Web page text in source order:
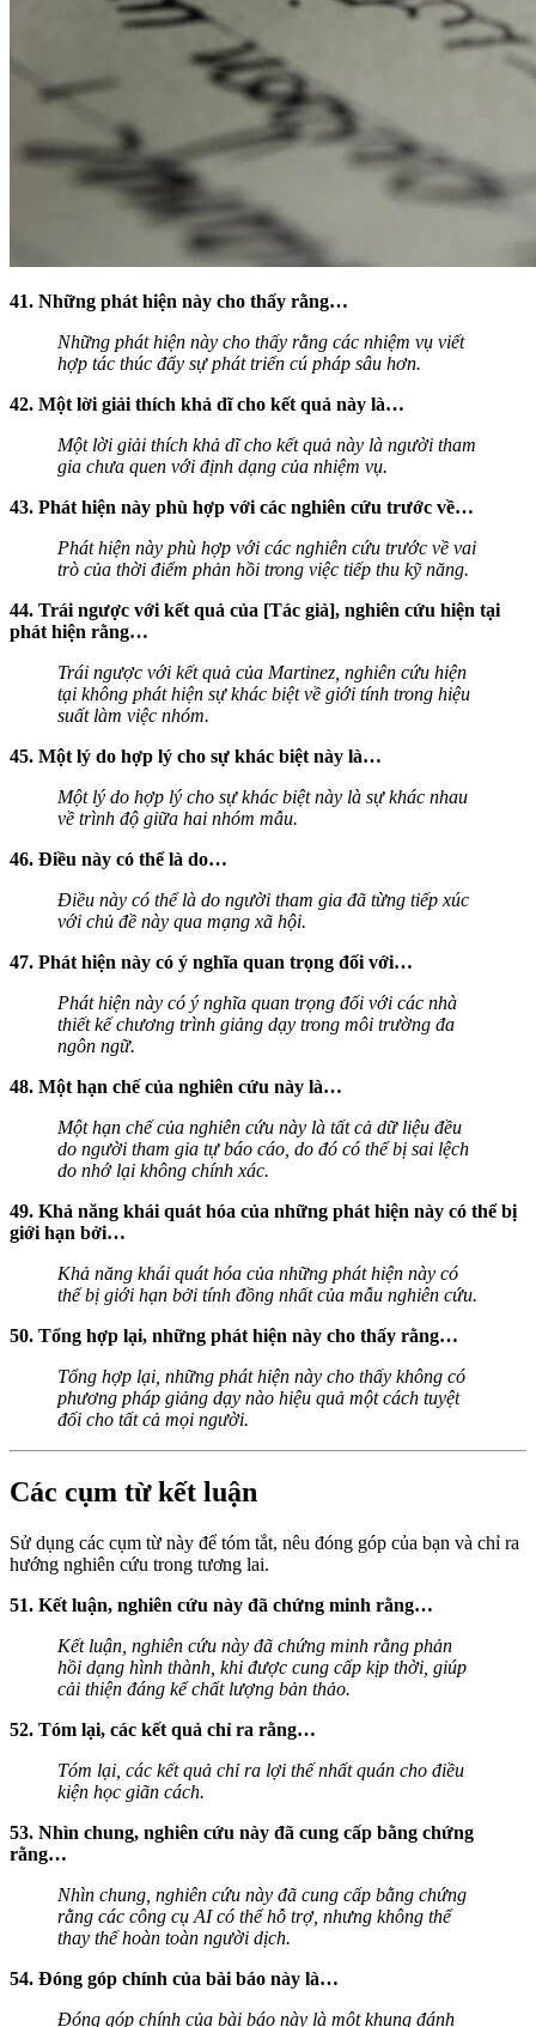
41. Những phát hiện này cho thấy rằng…
Những phát hiện này cho thấy rằng các nhiệm vụ viết
hợp tác thúc đẩy sự phát triển cú pháp sâu hơn.
42. Một lời giải thích khả dĩ cho kết quả này là…
Một lời giải thích khả dĩ cho kết quả này là người tham
gia chưa quen với định dạng của nhiệm vụ.
43. Phát hiện này phù hợp với các nghiên cứu trước về…
Phát hiện này phù hợp với các nghiên cứu trước về vai
trò của thời điểm phản hồi trong việc tiếp thu kỹ năng.
44. Trái ngược với kết quả của [Tác giả], nghiên cứu hiện tại
phát hiện rằng…
Trái ngược với kết quả của Martinez, nghiên cứu hiện
tại không phát hiện sự khác biệt về giới tính trong hiệu
suất làm việc nhóm.
45. Một lý do hợp lý cho sự khác biệt này là…
Một lý do hợp lý cho sự khác biệt này là sự khác nhau
về trình độ giữa hai nhóm mẫu.
46. Điều này có thể là do…
Điều này có thể là do người tham gia đã từng tiếp xúc
với chủ đề này qua mạng xã hội.
47. Phát hiện này có ý nghĩa quan trọng đối với…
Phát hiện này có ý nghĩa quan trọng đối với các nhà
thiết kế chương trình giảng dạy trong môi trường đa
ngôn ngữ.
48. Một hạn chế của nghiên cứu này là…
Một hạn chế của nghiên cứu này là tất cả dữ liệu đều
do người tham gia tự báo cáo, do đó có thể bị sai lệch
do nhớ lại không chính xác.
49. Khả năng khái quát hóa của những phát hiện này có thể bị
giới hạn bởi…
Khả năng khái quát hóa của những phát hiện này có
thể bị giới hạn bởi tính đồng nhất của mẫu nghiên cứu.
50. Tổng hợp lại, những phát hiện này cho thấy rằng…
Tổng hợp lại, những phát hiện này cho thấy không có
phương pháp giảng dạy nào hiệu quả một cách tuyệt
đối cho tất cả mọi người.
Các cụm từ kết luận
Sử dụng các cụm từ này để tóm tắt, nêu đóng góp của bạn và chỉ ra
hướng nghiên cứu trong tương lai.
51. Kết luận, nghiên cứu này đã chứng minh rằng…
Kết luận, nghiên cứu này đã chứng minh rằng phản
hồi dạng hình thành, khi được cung cấp kịp thời, giúp
cải thiện đáng kể chất lượng bản thảo.
52. Tóm lại, các kết quả chỉ ra rằng…
Tóm lại, các kết quả chỉ ra lợi thế nhất quán cho điều
kiện học giãn cách.
53. Nhìn chung, nghiên cứu này đã cung cấp bằng chứng
rằng…
Nhìn chung, nghiên cứu này đã cung cấp bằng chứng
rằng các công cụ AI có thể hỗ trợ, nhưng không thể
thay thế hoàn toàn người dịch.
54. Đóng góp chính của bài báo này là…
Đóng góp chính của bài báo này là một khung đánh